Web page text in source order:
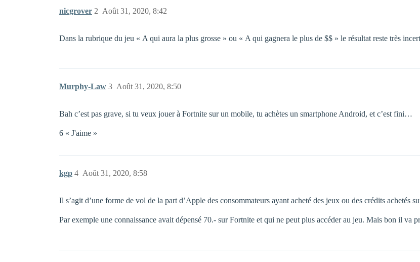
nicgrover Août 31, 2020, 8:42
2
Dans la rubrique du jeu « A qui aura la plus grosse » ou « A qui gagnera le plus de $$ » le résultat reste très
Murphy-Law Août 31, 2020, 8:50
3
Bah c’est pas grave, si tu veux jouer à Fortnite sur un mobile, tu achètes un smartphone Android, et c’est fini…
6 « J'aime »
kgp Août 31, 2020, 8:58
4
Il s’agit d’une forme de vol de la part d’Apple des consommateurs ayant acheté des jeux ou des crédits achetés
Par exemple une connaissance avait dépensé 70.- sur Fortnite et qui ne peut plus accéder au jeu. Mais bon il